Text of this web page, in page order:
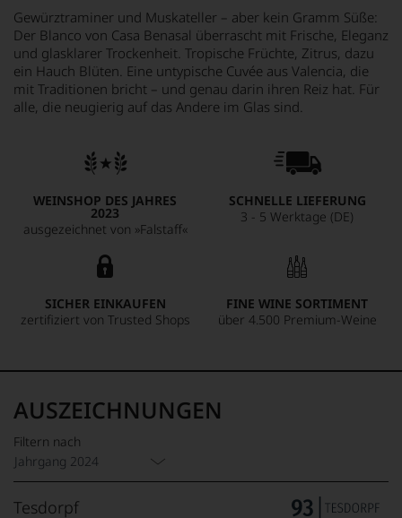
Gewürztraminer und Muskateller – aber kein Gramm Süße:
Der Blanco von Casa Benasal überrascht mit Frische, Eleganz
und glasklarer Trockenheit. Tropische Früchte, Zitrus, dazu
ein Hauch Blüten. Eine untypische Cuvée aus Valencia, die
mit Traditionen bricht – und genau darin ihren Reiz hat. Für
alle, die neugierig auf das Andere im Glas sind.
WEINSHOP DES JAHRES
2023
ausgezeichnet von »Falstaff«
SCHNELLE LIEFERUNG
3 - 5 Werktage (DE)
SICHER EINKAUFEN
zertifiziert von Trusted Shops
FINE WINE SORTIMENT
über 4.500 Premium-Weine
AUSZEICHNUNGEN
Filtern nach
Jahrgang 2024
Tesdorpf